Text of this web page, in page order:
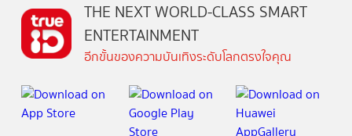
THE NEXT WORLD-CLASS SMART
ENTERTAINMENT
อีกขั้นของความบันเทิงระดับโลกตรงใจคุณ